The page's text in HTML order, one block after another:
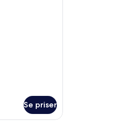
Se priser